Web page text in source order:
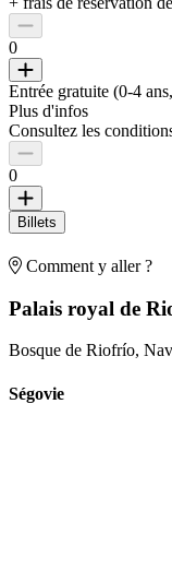
Comment y aller ?
Palais royal de
Bosque de Riofrío,
Ségovie
0
Entrée gratuite (0-4
Plus d'infos
Consultez les
0
Billets